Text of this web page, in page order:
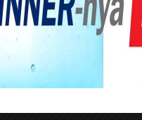
di 10
Kota Makassar,